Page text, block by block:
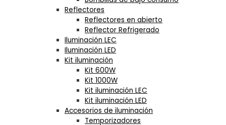
Reflectores
Reflectores en abierto
Reflector Refrigerado
Iluminación LEC
Iluminación LED
Kit iluminación
Kit 600W
Kit 1000W
Kit iluminación LEC
Kit iluminación LED
Accesorios de iluminación
Temporizadores